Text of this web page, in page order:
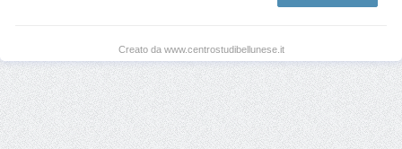
Creato da www.centrostudibellunese.it